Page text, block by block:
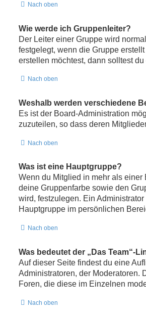
Nach oben
Wie werde ich Gruppenleiter?
Der Leiter einer Gruppe wird
festgelegt, wenn die Gruppe
erstellen möchtest, dann solltest
Nach oben
Weshalb werden verschiedene
Es ist der Board-Administration
zuzuteilen, so dass deren
Nach oben
Was ist eine Hauptgruppe?
Wenn du Mitglied in mehr als
deine Gruppenfarbe sowie den
wird, festzulegen. Ein
Hauptgruppe im persönlichen
Nach oben
Was bedeutet der „Das Team“-
Auf dieser Seite findest du eine
Administratoren, der Moderatoren.
Foren, die diese im Einzelnen
Nach oben